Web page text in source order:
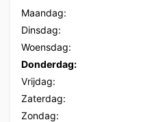
Maandag:
Dinsdag:
Woensdag:
Donderdag:
Vrijdag:
Zaterdag:
Zondag: